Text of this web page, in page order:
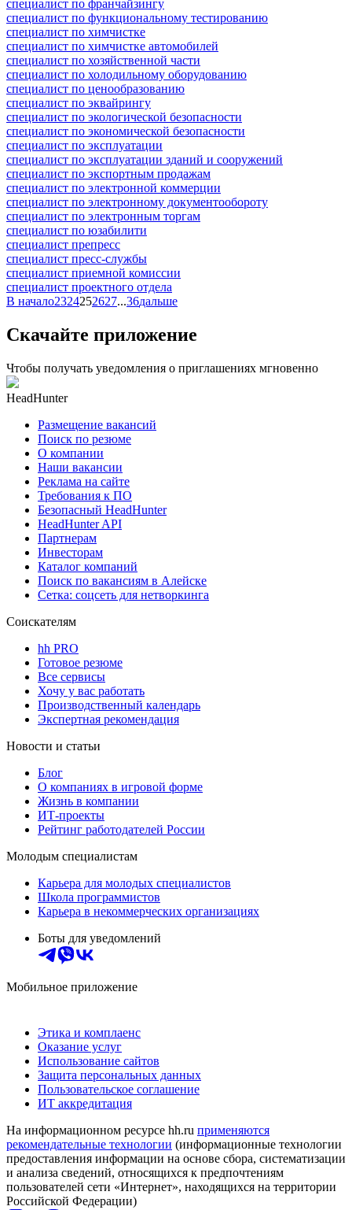
специалист по франчайзингу
специалист по функциональному тестированию
специалист по химчистке
специалист по химчистке автомобилей
специалист по хозяйственной части
специалист по холодильному оборудованию
специалист по ценообразованию
специалист по эквайрингу
специалист по экологической безопасности
специалист по экономической безопасности
специалист по эксплуатации
специалист по эксплуатации зданий и сооружений
специалист по экспортным продажам
специалист по электронной коммерции
специалист по электронному документообороту
специалист по электронным торгам
специалист по юзабилити
специалист препресс
специалист пресс-службы
специалист приемной комиссии
специалист проектного отдела
В начало2324252627...36дальше
Скачайте приложение
Чтобы получать уведомления о приглашениях мгновенно
HeadHunter
Размещение вакансий
Поиск по резюме
О компании
Наши вакансии
Реклама на сайте
Требования к ПО
Безопасный HeadHunter
HeadHunter API
Партнерам
Инвесторам
Каталог компаний
Поиск по вакансиям в Алейске
Сетка: соцсеть для нетворкинга
Соискателям
hh PRO
Готовое резюме
Все сервисы
Хочу у вас работать
Производственный календарь
Экспертная рекомендация
Новости и статьи
Блог
О компаниях в игровой форме
Жизнь в компании
ИТ-проекты
Рейтинг работодателей России
Молодым специалистам
Карьера для молодых специалистов
Школа программистов
Карьера в некоммерческих организациях
Боты для уведомлений
Мобильное приложение
Этика и комплаенс
Оказание услуг
Использование сайтов
Защита персональных данных
Пользовательское соглашение
ИТ аккредитация
На информационном ресурсе hh.ru применяются
рекомендательные технологии (информационные технологии
предоставления информации на основе сбора, систематизации
и анализа сведений, относящихся к предпочтениям
пользователей сети «Интернет», находящихся на территории
Российской Федерации)